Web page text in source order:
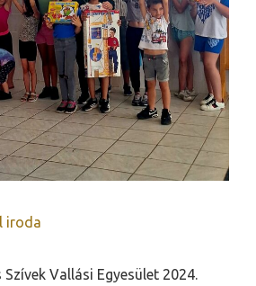
iroda
Vallási Egyesület 2024.